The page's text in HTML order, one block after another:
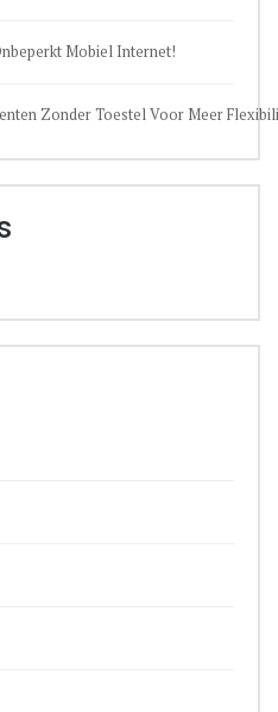
Mobiel Internet!
Zonder Toestel Voor Meer